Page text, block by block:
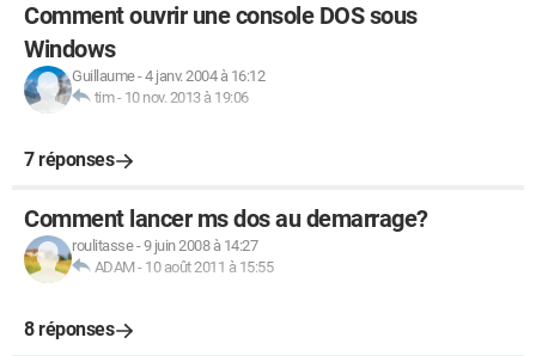
Comment ouvrir une console DOS sous
Windows
Guillaume-4 janv. 2004 à 16:12
tim- 10 nov. 2013 à 19:06
7 réponses
Comment lancer ms dos au demarrage?
roulitasse-9 juin 2008 à 14:27
ADAM- 10 août 2011 à 15:55
8 réponses